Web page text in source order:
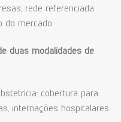
rede referenciada
do mercado.
duas modalidades de
cobertura para
internações hospitalares